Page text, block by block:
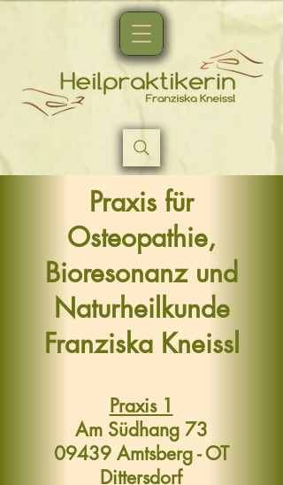
Praxis für
Osteopathie,
Bioresonanz und
Naturheilkunde
Franziska Kneissl
Praxis 1
Am Südhang 73
09439 Amtsberg - OT
Dittersdorf